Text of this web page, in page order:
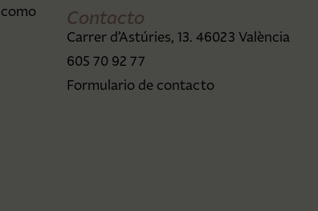
Contacto
Carrer d’Astúries, 13. 46023 València
605 70 92 77
Formulario de contacto